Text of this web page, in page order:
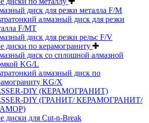
диск для резки металла F/M
алмазный диск для резки
F/MT
диск для резки рельс F/V
диски по керамограниту
диск со сплошной алмазной
KG/L
алмазный диск по
KG/X
DIY (КЕРАМОГРАНИТ)
DIY (ГРАНИТ/ КЕРАМОГРАНИТ/
диски для Cut-n-Break